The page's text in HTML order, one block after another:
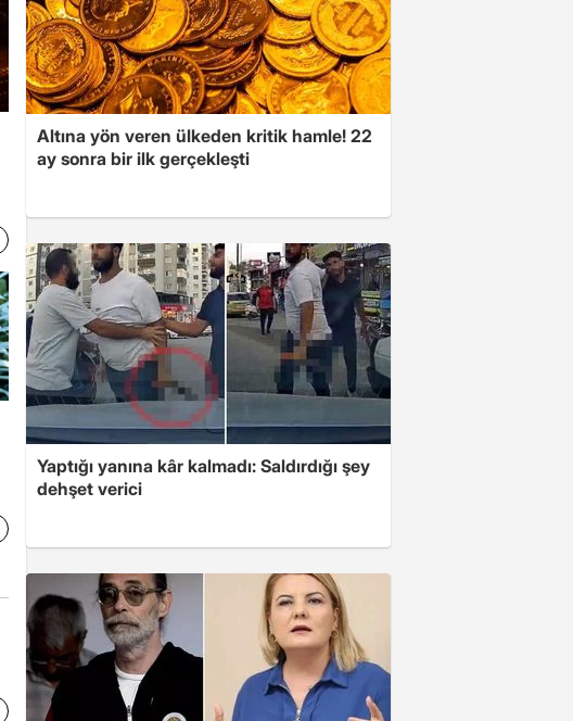
Altına yön veren ülkeden kritik hamle! 22
ay sonra bir ilk gerçekleşti
Yaptığı yanına kâr kalmadı: Saldırdığı şey
dehşet verici